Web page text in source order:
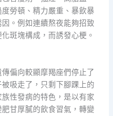
勞頓、精力嚴重、暴飲暴
。例如連續熬夜能夠招致
斑塊構成，而誘發心梗。
偏向較顯摩羯座們停止了
吸走了，只剩下腳踝上的
性發病的特色，是以有家
甘厚膩的飲食習氣，轉變